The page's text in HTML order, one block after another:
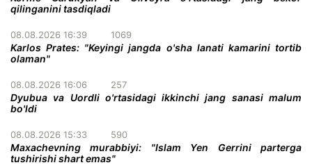
qilinganini tasdiqladi
08.08.2026 16:39 1069
Karlos Prates: "Keyingi jangda o'sha lanati kamarini tortib
olaman"
08.08.2026 16:06 257
Dyubua va Uordli o'rtasidagi ikkinchi jang sanasi malum
bo'ldi
08.08.2026 15:33 590
Maxachevning murabbiyi: "Islam Yen Gerrini parterga
tushirishi shart emas"